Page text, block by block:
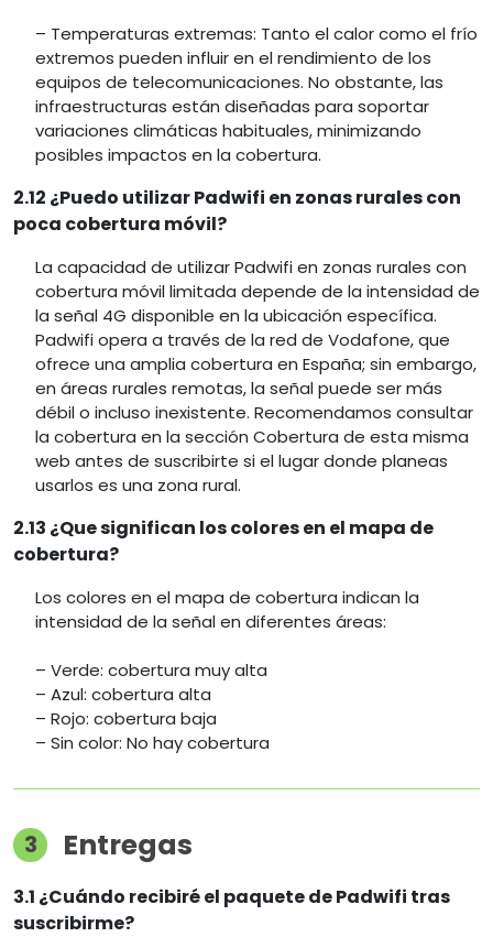
– Temperaturas extremas: Tanto el calor como el frío
extremos pueden influir en el rendimiento de los
equipos de telecomunicaciones. No obstante, las
infraestructuras están diseñadas para soportar
variaciones climáticas habituales, minimizando
posibles impactos en la cobertura.
2.12 ¿Puedo utilizar Padwifi en zonas rurales con
poca cobertura móvil?
La capacidad de utilizar Padwifi en zonas rurales con
cobertura móvil limitada depende de la intensidad de
la señal 4G disponible en la ubicación específica.
Padwifi opera a través de la red de Vodafone, que
ofrece una amplia cobertura en España; sin embargo,
en áreas rurales remotas, la señal puede ser más
débil o incluso inexistente. Recomendamos consultar
la cobertura en la sección Cobertura de esta misma
web antes de suscribirte si el lugar donde planeas
usarlos es una zona rural.
2.13 ¿Que significan los colores en el mapa de
cobertura?
Los colores en el mapa de cobertura indican la
intensidad de la señal en diferentes áreas:
– Verde: cobertura muy alta
– Azul: cobertura alta
– Rojo: cobertura baja
– Sin color: No hay cobertura
3 Entregas
3.1 ¿Cuándo recibiré el paquete de Padwifi tras
suscribirme?